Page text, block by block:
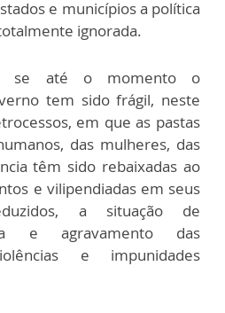
e municípios a política
ignorada.
se até o momento o
tem sido frágil, neste
em que as pastas
das mulheres, das
têm sido rebaixadas ao
e vilipendiadas em seus
a situação de
e agravamento das
e impunidades